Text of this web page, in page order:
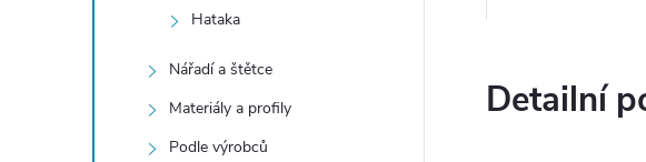
Hataka
Nářadí a štětce
Materiály a profily
Podle výrobců
Detailní